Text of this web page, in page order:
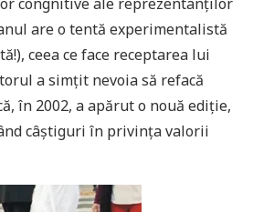
are o tentă experimentalistă
ceea ce face receptarea lui
a simţit nevoia să refacă
în 2002, a apărut o nouă ediţie,
câştiguri în privinţa valorii